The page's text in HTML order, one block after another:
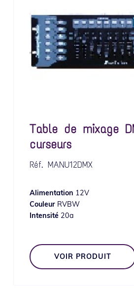
Table de mixage
curseurs
Réf. MANU12DMX
Alimentation 12V
CouleurRVBW
Intensité20a
VOIR PRODUIT